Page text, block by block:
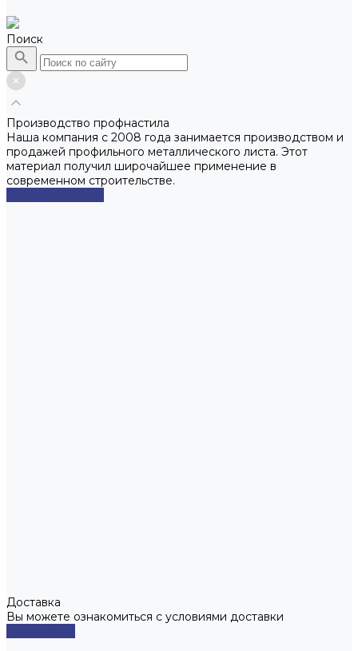
Поиск
Производство профнастила
Наша компания с 2008 года занимается производством и
продажей профильного металлического листа. Этот
материал получил широчайшее применение в
современном строительстве.
Доставка
Вы можете ознакомиться с условиями доставки